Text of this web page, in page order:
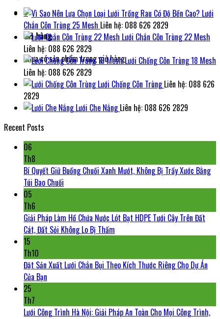
0
Giỏ hàng
Chưa có sản phẩm trong giỏ hàng.
Lưới
Chắn Côn Trùng 25 Mesh Liên hệ: 088 626 2829
Lưới Chắn Côn Trùng 22 Mesh
Liên hệ: 088 626 2829
Lưới Chống Côn Trùng 18 Mesh
Liên hệ: 088 626 2829
Lưới Chống Côn Trùng Liên hệ: 088 626
2829
Lưới Che Nắng Liên hệ: 088 626 2829
Recent Posts
06
Th8
Bí Quyết Giữ Buồng Chuối Xanh Mướt, Không Bị Trầy Xước Bằng
Túi Bao Chuối
05
Th6
Giải Pháp Làm Hồ Chứa Nước Lót Bạt HDPE Tưới Cây Trên Đất
Cát, Đất Sỏi Không Lo Bị Thấm
15
Th10
Đặt Sản Xuất Lưới Chắn Bụi Theo Kích Thước Riêng Cho Dự Án
Của Bạn
25
Th7
Lưới Công Trình Hà Nội: Giải Pháp An Toàn Cho Mọi Công Trình,